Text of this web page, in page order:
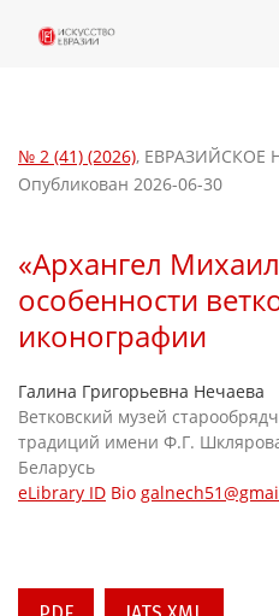
«Архангел Михаил —
№ 2 (41) (2026), ЕВРАЗИЙСКОЕ
«Архангел
особенности
иконографии
Опубликован 2026-06-30
Галина Григорьевна Нечаева
Ветковский музей
традиций имени Ф.Г.
Беларусь
eLibrary ID Bio